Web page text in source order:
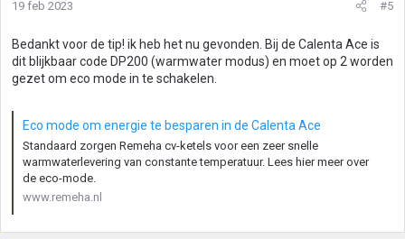
19 feb 2023 #5
Bedankt voor de tip! ik heb het nu gevonden. Bij de Calenta Ace is
dit blijkbaar code DP200 (warmwater modus) en moet op 2 worden
gezet om eco mode in te schakelen.
Eco mode om energie te besparen in de Calenta Ace
Standaard zorgen Remeha cv-ketels voor een zeer snelle
warmwaterlevering van constante temperatuur. Lees hier meer over
de eco-mode.
www.remeha.nl